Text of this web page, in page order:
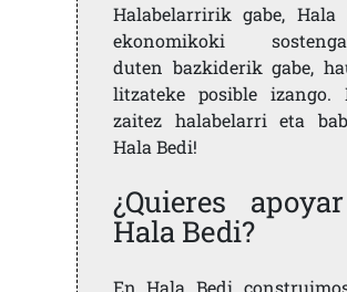
Halabelarririk gabe, Hala
ekonomikoki
duten bazkiderik gabe,
litzateke posible izango.
zaitez halabelarri eta
Hala Bedi!
¿Quieres
Hala Bedi?
En Hala Bedi